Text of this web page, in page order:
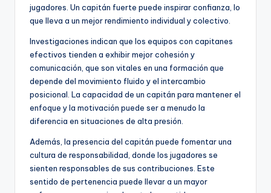
jugadores. Un capitán fuerte puede inspirar confianza, lo
que lleva a un mejor rendimiento individual y colectivo.
Investigaciones indican que los equipos con capitanes
efectivos tienden a exhibir mejor cohesión y
comunicación, que son vitales en una formación que
depende del movimiento fluido y el intercambio
posicional. La capacidad de un capitán para mantener el
enfoque y la motivación puede ser a menudo la
diferencia en situaciones de alta presión.
Además, la presencia del capitán puede fomentar una
cultura de responsabilidad, donde los jugadores se
sienten responsables de sus contribuciones. Este
sentido de pertenencia puede llevar a un mayor